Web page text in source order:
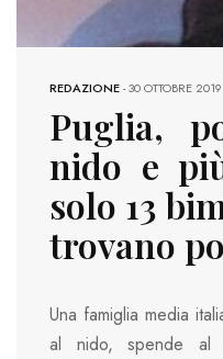
REDAZIONE-30 OTTOBRE 2019
Puglia,
nido e
solo 13
trovano
Una famiglia media
al nido, spende al